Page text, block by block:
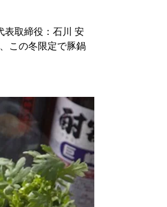
取締役：石川 安
この冬限定で豚鍋